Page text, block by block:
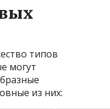
типов
могут
из них: